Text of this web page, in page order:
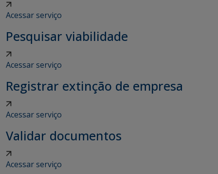
Acessar serviço
Pesquisar viabilidade
Acessar serviço
Registrar extinção de empresa
Acessar serviço
Validar documentos
Acessar serviço